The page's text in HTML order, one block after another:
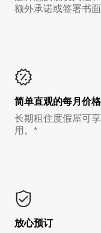
额外承诺或签署书
简单直观的每月价格
长期租住度假屋可
用。*
放心预订